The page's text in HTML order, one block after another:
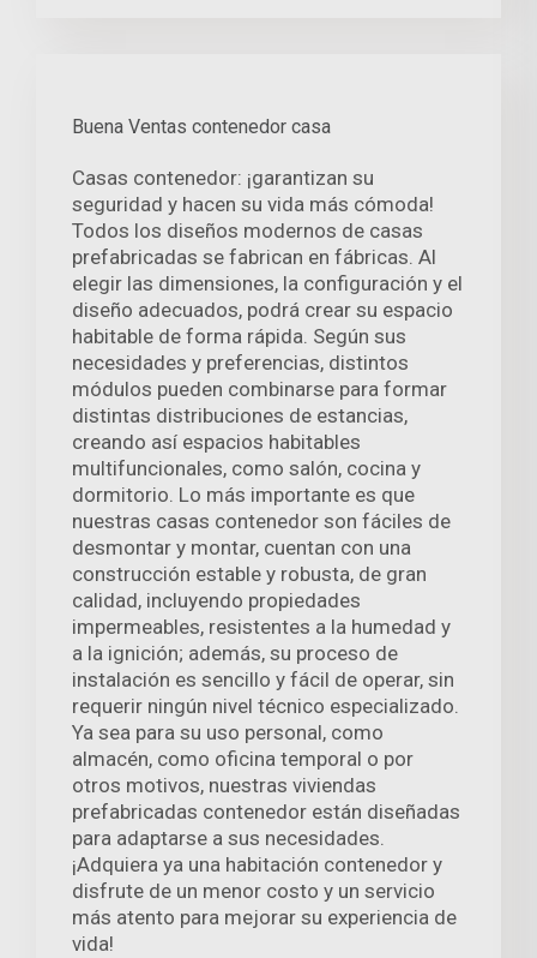
Buena Ventas contenedor casa
Casas contenedor: ¡garantizan su
seguridad y hacen su vida más cómoda!
Todos los diseños modernos de casas
prefabricadas se fabrican en fábricas. Al
elegir las dimensiones, la configuración y el
diseño adecuados, podrá crear su espacio
habitable de forma rápida. Según sus
necesidades y preferencias, distintos
módulos pueden combinarse para formar
distintas distribuciones de estancias,
creando así espacios habitables
multifuncionales, como salón, cocina y
dormitorio. Lo más importante es que
nuestras casas contenedor son fáciles de
desmontar y montar, cuentan con una
construcción estable y robusta, de gran
calidad, incluyendo propiedades
impermeables, resistentes a la humedad y
a la ignición; además, su proceso de
instalación es sencillo y fácil de operar, sin
requerir ningún nivel técnico especializado.
Ya sea para su uso personal, como
almacén, como oficina temporal o por
otros motivos, nuestras viviendas
prefabricadas contenedor están diseñadas
para adaptarse a sus necesidades.
¡Adquiera ya una habitación contenedor y
disfrute de un menor costo y un servicio
más atento para mejorar su experiencia de
vida!